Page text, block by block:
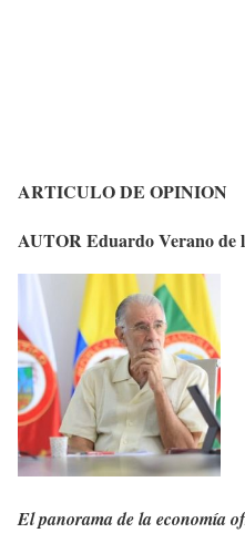
ARTICULO DE OPINION
AUTOR Eduardo Verano de
El panorama de la economía